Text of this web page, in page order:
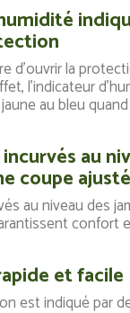
d'ouvrir la
l'indicateur
au bleu
au
coupe
au niveau des
confort
et facile
est indiqué par